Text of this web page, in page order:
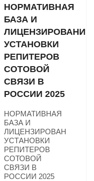
НОРМАТИВНАЯ
БАЗА И
ЛИЦЕНЗИРОВАНИЕ
УСТАНОВКИ
РЕПИТЕРОВ
СОТОВОЙ
СВЯЗИ В
РОССИИ 2025
НОРМАТИВНАЯ
БАЗА И
ЛИЦЕНЗИРОВАНИЕ
УСТАНОВКИ
РЕПИТЕРОВ
СОТОВОЙ
СВЯЗИ В
РОССИИ 2025